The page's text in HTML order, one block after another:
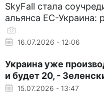
SkyFall стала
альянса ЕС-Украина:
16.07.2026 - 12:06
Украина уже
и будет 20, -
15.07.2026 - 13:47